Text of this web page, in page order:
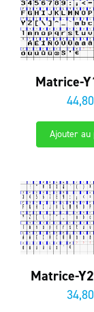
Matrice-
44,80
Ajouter au
Matrice-
34,80